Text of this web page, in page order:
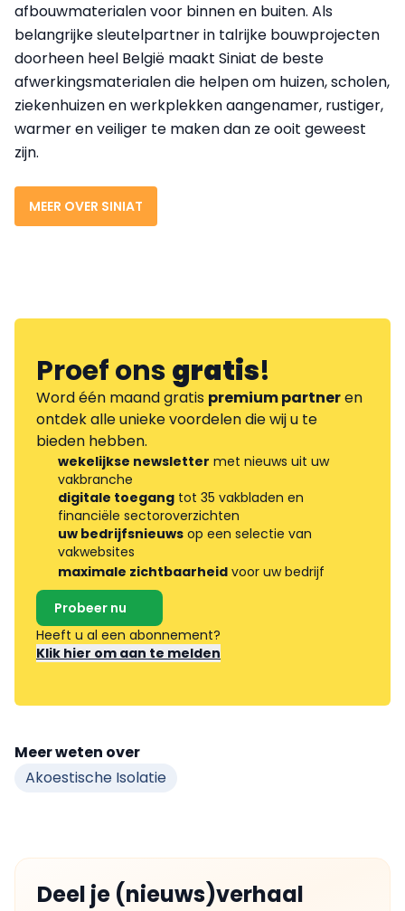
afbouwmaterialen voor binnen en buiten. Als
belangrijke sleutelpartner in talrijke bouwprojecten
doorheen heel België maakt Siniat de beste
afwerkingsmaterialen die helpen om huizen, scholen,
ziekenhuizen en werkplekken aangenamer, rustiger,
warmer en veiliger te maken dan ze ooit geweest
zijn.
MEER OVER SINIAT
Proef onsgratis!
Word één maand gratis premium partneren
ontdek alle unieke voordelen die wij u te
bieden hebben.
wekelijkse newsletter met nieuws uit uw
vakbranche
digitale toegang tot 35 vakbladen en
financiële sectoroverzichten
uw bedrijfsnieuws op een selectie van
vakwebsites
maximale zichtbaarheid voor uw bedrijf
Probeer nu
Heeft u al een abonnement?
Klik hier om aan te melden
Meer weten over
Akoestische Isolatie
Deel je (nieuws)verhaal